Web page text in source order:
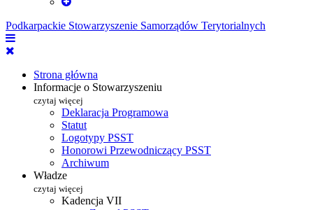
Font
Podkarpackie Stowarzyszenie Samorządów Terytorialnych
Strona główna
Informacje o Stowarzyszeniu
czytaj więcej
Deklaracja Programowa
Statut
Logotypy PSST
Honorowi Przewodniczący PSST
Archiwum
Władze
czytaj więcej
Kadencja VII